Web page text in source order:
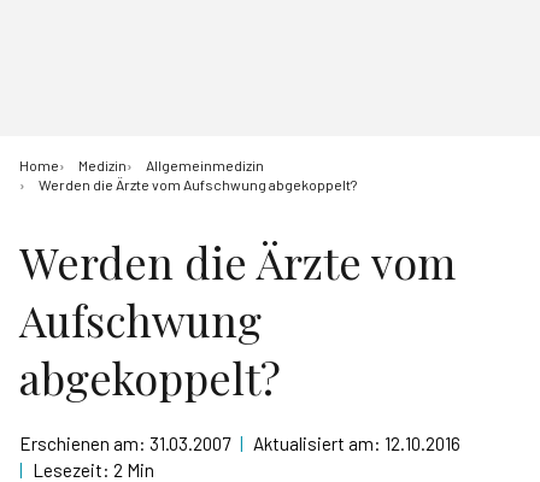
Home Medizin
Allgemeinmedizin
Werden die Ärzte vom Aufschwung abgekoppelt?
Werden die Ärzte vom
Aufschwung
abgekoppelt?
Erschienen am: 31.03.2007 | Aktualisiert am: 12.10.2016
| Lesezeit: 2 Min